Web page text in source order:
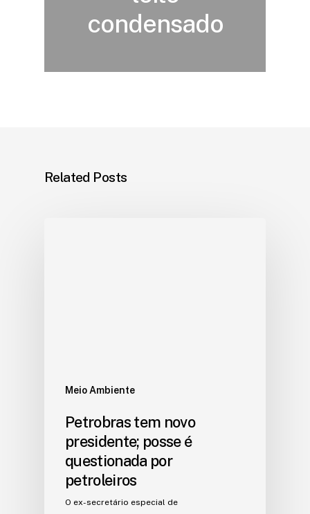
condensado
Related Posts
Meio Ambiente
Petrobras tem novo
presidente; posse é
questionada por
petroleiros
O ex-secretário especial de